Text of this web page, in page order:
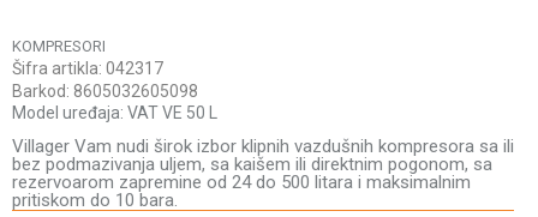
KOMPRESORI
Šifra artikla: 042317
Barkod: 8605032605098
Model uređaja: VAT VE 50 L
Villager Vam nudi širok izbor klipnih vazdušnih kompresora sa ili
bez podmazivanja uljem, sa kaišem ili direktnim pogonom, sa
rezervoarom zapremine od 24 do 500 litara i maksimalnim
pritiskom do 10 bara.